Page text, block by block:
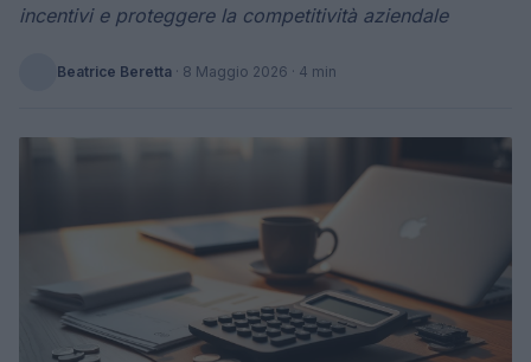
incentivi e proteggere la competitività aziendale
Beatrice Beretta · 8 Maggio 2026 · 4 min